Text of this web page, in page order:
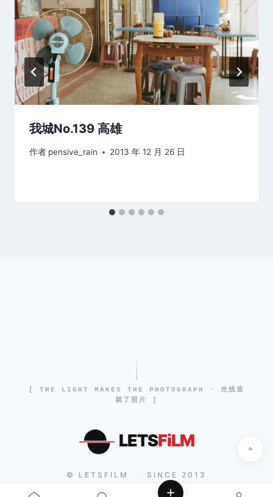
我城No.139 高雄
作者 pensive_rain 2013 年 12 月 26 日
[ THE LIGHT MAKES THE PHOTOGRAPH · 光线造
就了照片 ]
LETSFiLM
© LETSFILM SINCE 2013